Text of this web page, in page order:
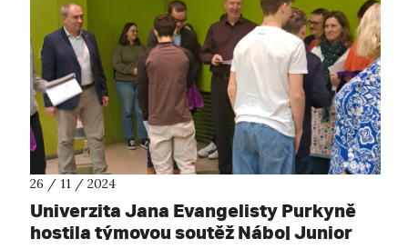
26 / 11 / 2024
Univerzita Jana Evangelisty Purkyně
hostila týmovou soutěž Náboj Junior